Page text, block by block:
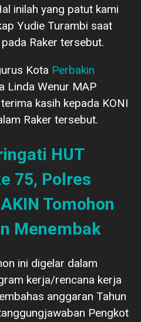
inilah yang patut kami
Yudie Turambi saat
Raker tersebut.
Kota Perbakin
Linda Wenur MAP
kasih kepada KONI
Raker tersebut.
HUT
75, Polres
Tomohon
Menembak
ini digelar dalam
kerja/rencana kerja
anggaran Tahun
Pengkot